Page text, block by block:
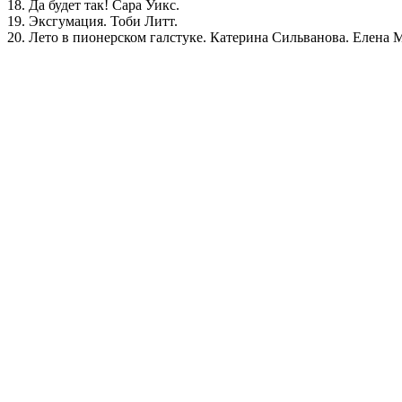
18. Да будет так! Сара Уикс.
19. Эксгумация. Тоби Литт.
20. Лето в пионерском галстуке. Катерина Сильванова. Елена